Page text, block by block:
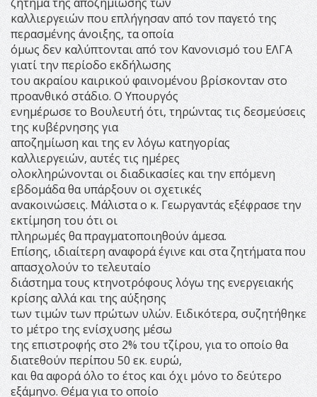
καλλιεργειών που επλήγησαν από τον παγετό της
περασμένης άνοιξης, τα οποία
όμως δεν καλύπτονται από τον Κανονισμό του ΕΛΓΑ
γιατί την περίοδο εκδήλωσης
του ακραίου καιρικού φαινομένου βρίσκονταν στο
προανθικό στάδιο. Ο Υπουργός
ενημέρωσε το Βουλευτή ότι, τηρώντας τις δεσμεύσεις
της κυβέρνησης για
αποζημίωση και της εν λόγω κατηγορίας
καλλιεργειών, αυτές τις ημέρες
ολοκληρώνονται οι διαδικασίες και την επόμενη
εβδομάδα θα υπάρξουν οι σχετικές
ανακοινώσεις. Μάλιστα ο κ. Γεωργαντάς εξέφρασε την
εκτίμηση του ότι οι
πληρωμές θα πραγματοποιηθούν άμεσα.
Επίσης, ιδιαίτερη αναφορά έγινε και στα ζητήματα που
απασχολούν το τελευταίο
διάστημα τους κτηνοτρόφους λόγω της ενεργειακής
κρίσης αλλά και της αύξησης
των τιμών των πρώτων υλών. Ειδικότερα, συζητήθηκε
το μέτρο της ενίσχυσης μέσω
της επιστροφής στο 2% του τζίρου, για το οποίο θα
διατεθούν περίπου 50 εκ. ευρώ,
και θα αφορά όλο το έτος και όχι μόνο το δεύτερο
εξάμηνο. Θέμα για το οποίο